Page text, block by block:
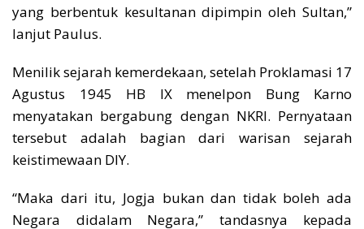
yang berbentuk kesultanan dipimpin oleh Sultan,”
lanjut Paulus.
Menilik sejarah kemerdekaan, setelah Proklamasi 17
Agustus 1945 HB IX menelpon Bung Karno
menyatakan bergabung dengan NKRI. Pernyataan
tersebut adalah bagian dari warisan sejarah
keistimewaan DIY.
“Maka dari itu, Jogja bukan dan tidak boleh ada
Negara didalam Negara,” tandasnya kepada